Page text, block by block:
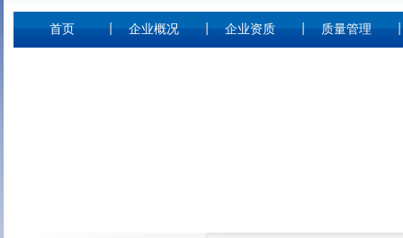
首页 企业概况 企业资质 质量管理